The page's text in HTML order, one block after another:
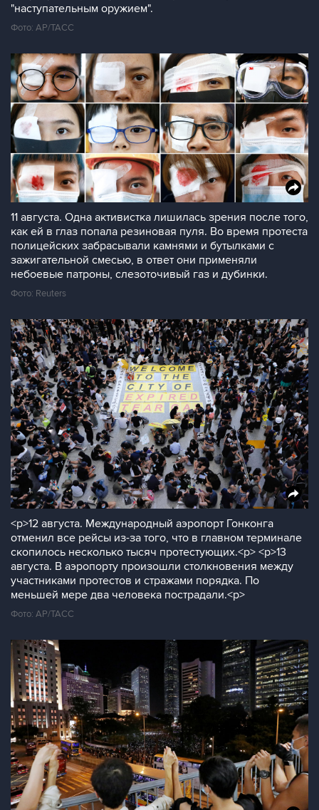
"наступательным оружием".
Фото: AP/ТАСС
11 августа. Одна активистка лишилась зрения после того,
как ей в глаз попала резиновая пуля. Во время протеста
полицейских забрасывали камнями и бутылками с
зажигательной смесью, в ответ они применяли
небоевые патроны, слезоточивый газ и дубинки.
Фото: Reuters
<p>12 августа. Международный аэропорт Гонконга
отменил все рейсы из-за того, что в главном терминале
скопилось несколько тысяч протестующих.<p> <p>13
августа. В аэропорту произошли столкновения между
участниками протестов и стражами порядка. По
меньшей мере два человека пострадали.<p>
Фото: AP/ТАСС